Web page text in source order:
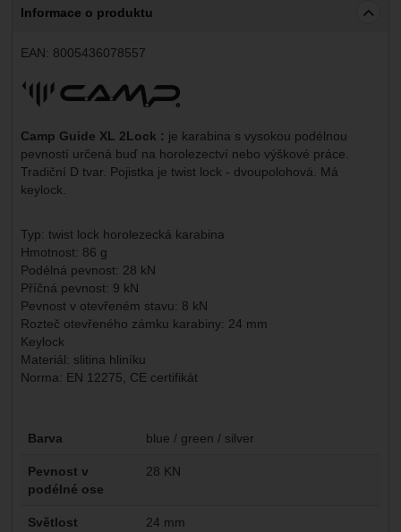
Informace o produktu
EAN: 8005436078557
Výrobce:
Camp Guide XL 2Lock : je karabina s vysokou podélnou
pevností určená buď na horolezectví nebo výškové práce.
Tradiční D tvar. Pojistka je twist lock - dvoupolohová. Má
keylock.
Typ: twist lock horolezecká karabina
Hmotnost: 86 g
Podélná pevnost: 28 kN
Příčná pevnost: 9 kN
Pevnost v otevřeném stavu: 8 kN
Rozteč otevřeného zámku karabiny: 24 mm
Keylock
Materiál: slitina hliníku
Norma: EN 12275, CE certifikát
Parametry
Barva blue / green / silver
Pevnost v
podélné ose
28 KN
Světlost 24 mm